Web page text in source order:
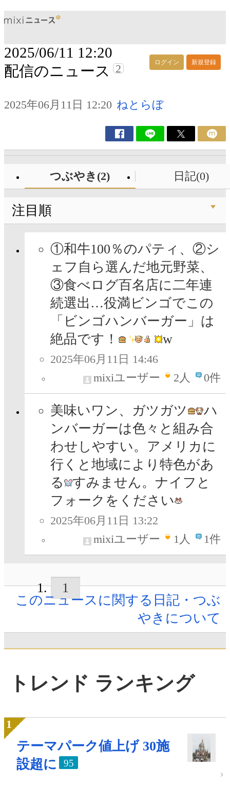
ログイン 新規登録
2025/06/11 12:20
配信のニュース
2
2025年06月11日 12:20 ねとらぼ
つぶやき(2) 日記(0)
注目順
①和牛100％のパティ、②シ
ェフ自ら選んだ地元野菜、
③食べログ百名店に二年連
続選出…役満ビンゴでこの
「ビンゴハンバーガー」は
絶品です！
w
2025年06月11日 14:46
mixiユーザー
2人 0件
美味いワン、ガツガツ
ハ
ンバーガーは色々と組み合
わせしやすい。アメリカに
行くと地域により特色があ
る
すみません。ナイフと
フォークをください
2025年06月11日 13:22
mixiユーザー
1人 1件
1
このニュースに関する日記・つぶ
やきについて
トレンド ランキング
テーマパーク値上げ 30施
設超に
95